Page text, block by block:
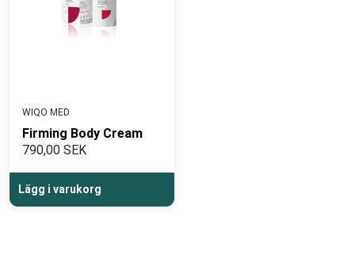
WIQO MED
Firming Body Cream
790,00 SEK
Lägg i varukorg